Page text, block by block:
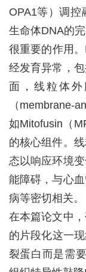
OPA1等）调控
生命体DNA的
很重要的作用。
经发育异常，
面，线粒体
（ membrane-
如Mitofusin （
的核心组件。
态以响应环境
能障碍，与心
病等密切相关。
在本篇论文中
的片段化这一
裂蛋白而是需